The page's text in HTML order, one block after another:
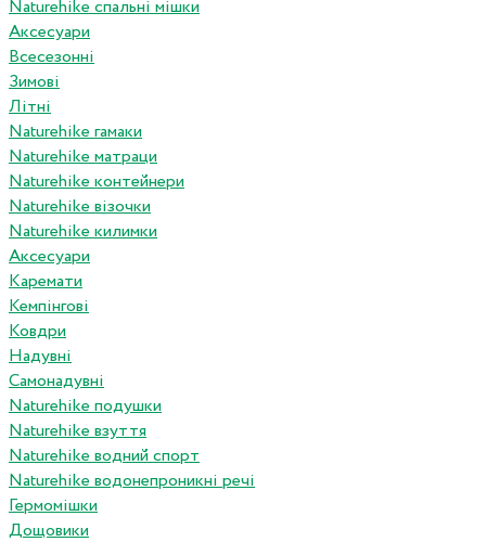
Naturehike спальні мішки
Аксесуари
Всесезонні
Зимові
Літні
Naturehike гамаки
Naturehike матраци
Naturehike контейнери
Naturehike візочки
Naturehike килимки
Аксесуари
Каремати
Кемпінгові
Ковдри
Надувні
Самонадувні
Naturehike подушки
Naturehike взуття
Naturehike водний спорт
Naturehike водонепроникні речі
Гермомішки
Дощовики